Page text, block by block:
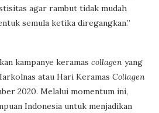
agar rambut tidak mudah
semula ketika diregangkan.”
kampanye keramas collagen yang
atau Hari Keramas Collagen
2020. Melalui momentum ini,
Indonesia untuk menjadikan